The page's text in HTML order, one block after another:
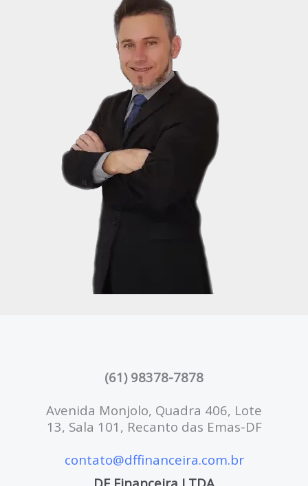
(61) 98378-7878
Avenida Monjolo, Quadra 406, Lote
13, Sala 101, Recanto das Emas-DF
contato@dffinanceira.com.br